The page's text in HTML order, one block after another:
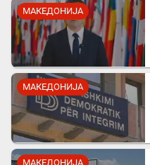
МАКЕДОНИЈА
МАКЕДОНИЈА
МАКЕДОНИЈА